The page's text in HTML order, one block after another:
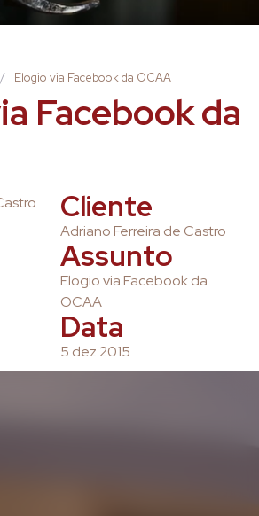
/ Elogio via Facebook da OCAA
Facebook da
Cliente
Adriano Ferreira de Castro
Assunto
Elogio via Facebook da
OCAA
Data
5 dez 2015